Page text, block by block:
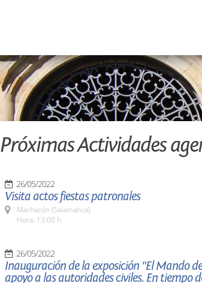
Próximas Actividades
26/05/2022
Visita actos fiestas patronales
Machacón (Salamanca)
Hora: 13:00 h.
26/05/2022
Inauguración de la exposición "El Mando
apoyo a las autoridades civiles. En tiempo